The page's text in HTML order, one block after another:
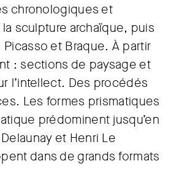
chronologiques et
sculpture archaïque, puis
et Braque. À partir
: sections de paysage et
l’intellect. Des procédés
Les formes prismatiques
prédominent jusqu’en
et Henri Le
dans de grands formats